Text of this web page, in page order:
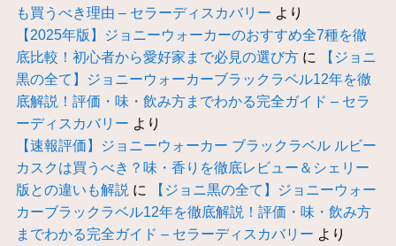
も買うべき理由 – セラーディスカバリー より
【2025年版】ジョニーウォーカーのおすすめ全7種を徹
底比較！初心者から愛好家まで必見の選び方に
【ジョニ
黒の全て】ジョニーウォーカーブラックラベル12年を徹
底解説！評価・味・飲み方までわかる完全ガイド – セラ
ーディスカバリー より
【速報評価】ジョニーウォーカー ブラックラベル ルビー
カスクは買うべき？味・香りを徹底レビュー＆シェリー
版との違いも解説 に
【ジョニ黒の全て】ジョニーウォー
カーブラックラベル12年を徹底解説！評価・味・飲み方
までわかる完全ガイド – セラーディスカバリー より